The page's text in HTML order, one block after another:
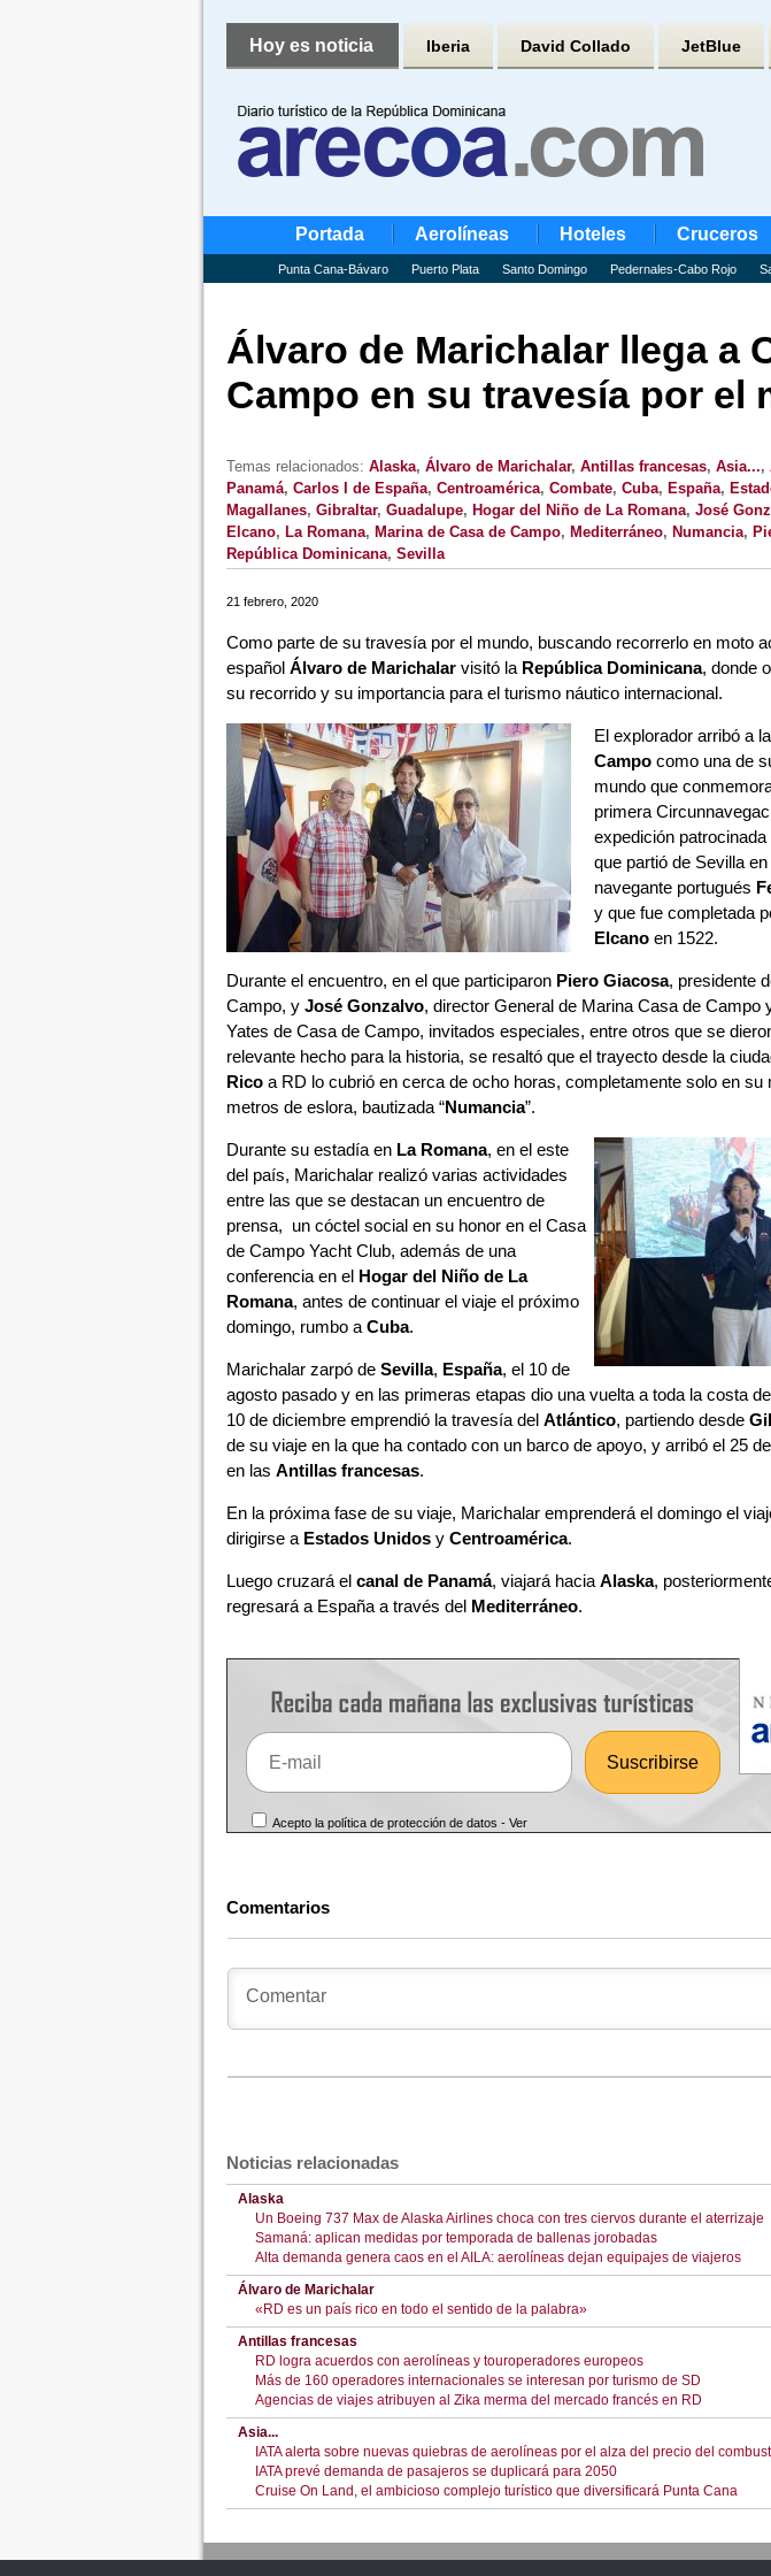
Hoy es noticia Iberia David Collado JetBlue
Portada Aerolíneas Hoteles Cruceros
Punta Cana-Bávaro Puerto Plata Santo Domingo Pedernales-Cabo Rojo
Álvaro de Marichalar llega a
Campo en su travesía por el
Temas relacionados: Alaska, Álvaro de Marichalar, Antillas francesas, Asia...,
Panamá, Carlos I de España, Centroamérica, Combate, Cuba, España,
Magallanes, Gibraltar, Guadalupe, Hogar del Niño de La Romana, José
Elcano, La Romana, Marina de Casa de Campo, Mediterráneo, Numancia,
República Dominicana, Sevilla
21 febrero, 2020
Como parte de su travesía por el mundo, buscando recorrerlo en moto
español Álvaro de Marichalarvisitó la República Dominicana, donde
su recorrido y su importancia para el turismo náutico internacional.
El explorador arribó a la
Campocomo una de
mundo que
primera
expedición patrocinada
que partió de Sevilla
navegante portugués
y que fue completada
Elcanoen 1522.
Durante el encuentro, en el que participaron Piero Giacosa, presidente
Campo, y José Gonzalvo, director General de Marina Casa de Campo
Yates de Casa de Campo, invitados especiales, entre otros que se
relevante hecho para la historia, se resaltó que el trayecto desde la
Ricoa RD lo cubrió en cerca de ocho horas, completamente solo en su
metros de eslora, bautizada “Numancia”.
Durante su estadía en La Romana, en el este
del país, Marichalar realizó varias actividades
entre las que se destacan un encuentro de
prensa, un cóctel social en su honor en el Casa
de Campo Yacht Club, además de una
conferencia en el Hogar del Niño de La
Romana, antes de continuar el viaje el próximo
domingo, rumbo a Cuba.
Marichalar zarpó de Sevilla, España, el 10 de
agosto pasado y en las primeras etapas dio una vuelta a toda la costa
10 de diciembre emprendió la travesía del Atlántico, partiendo desde
de su viaje en la que ha contado con un barco de apoyo, y arribó el 25
en las Antillas francesas.
En la próxima fase de su viaje, Marichalar emprenderá el domingo el
dirigirse a Estados Unidosy Centroamérica.
Luego cruzará el canal de Panamá, viajará hacia Alaska,
regresará a España a través del Mediterráneo.
Acepto la política de protección de datos -Ver
Comentarios
Noticias relacionadas
Alaska
Un Boeing 737 Max de Alaska Airlines choca con tres ciervos durante el aterrizaje
Samaná: aplican medidas por temporada de ballenas jorobadas
Alta demanda genera caos en el AILA: aerolíneas dejan equipajes de viajeros
Álvaro de Marichalar
«RD es un país rico en todo el sentido de la palabra»
Antillas francesas
RD logra acuerdos con aerolíneas y touroperadores europeos
Más de 160 operadores internacionales se interesan por turismo de SD
Agencias de viajes atribuyen al Zika merma del mercado francés en RD
Asia...
IATA alerta sobre nuevas quiebras de aerolíneas por el alza del precio del
IATA prevé demanda de pasajeros se duplicará para 2050
Cruise On Land, el ambicioso complejo turístico que diversificará Punta Cana